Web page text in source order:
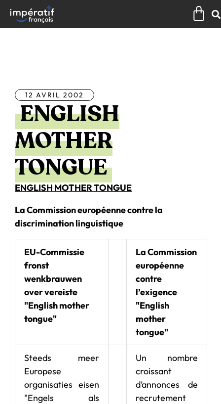
contenu
12 AVRIL 2002
ENGLISH
MOTHER
TONGUE
ENGLISH MOTHER TONGUE
La Commission européenne contre la
discrimination linguistique
EU-Commissie
fronst
wenkbrauwen
over vereiste
"English mother
tongue"
La Commission
européenne
contre
l’exigence
"English
mother
tongue"
Steeds meer
Europese
organisaties eisen
"Engels als
Un nombre
croissant
d’annonces de
recrutement